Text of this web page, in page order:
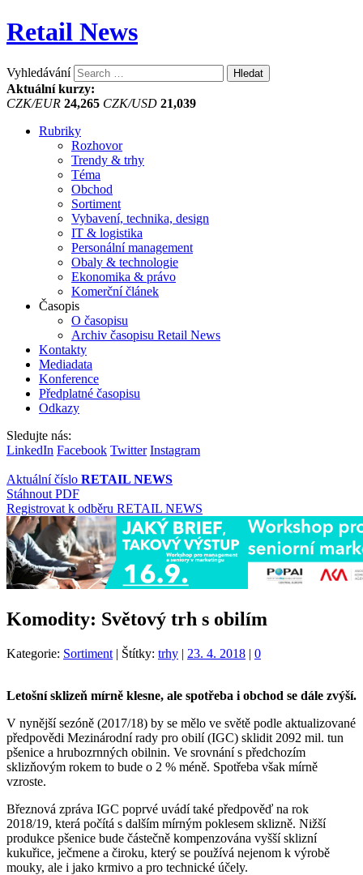
Retail News
Vyhledávání
Aktuální kurzy:
CZK/EUR 24,265 CZK/USD 21,039
Rubriky
Rozhovor
Trendy & trhy
Téma
Obchod
Sortiment
Vybavení, technika, design
IT & logistika
Personální management
Obaly & technologie
Ekonomika & právo
Komerční článek
Časopis
O časopisu
Archiv časopisu Retail News
Kontakty
Mediadata
Konference
Předplatné časopisu
Odkazy
Sledujte nás:
LinkedIn Facebook Twitter Instagram
Aktuální číslo RETAIL NEWS
Stáhnout PDF
Registrovat k odběru RETAIL NEWS
Komodity: Světový trh s obilím
Kategorie: Sortiment | Štítky: trhy | 23. 4. 2018 | 0
Letošní sklizeň mírně klesne, ale spotřeba i obchod se dále zvýší.
V nynější sezóně (2017/18) by se mělo ve světě podle aktualizované
předpovědi Mezinárodní rady pro obilí (IGC) sklidit 2092 mil. tun
pšenice a hrubozrnných obilnin. Ve srovnání s předchozím
sklizňovým rokem to bude o 2 % méně. Spotřeba však mírně
vzroste.
Březnová zpráva IGC poprvé uvádí také předpověď na rok
2018/19, která počítá s dalším mírným poklesem sklizně. Nižší
produkce pšenice bude částečně kompenzována vyšší sklizní
kukuřice, ječmene a čiroku, který se používá nejenom k výrobě
mouky, ale i jako krmivo a pro technické účely.